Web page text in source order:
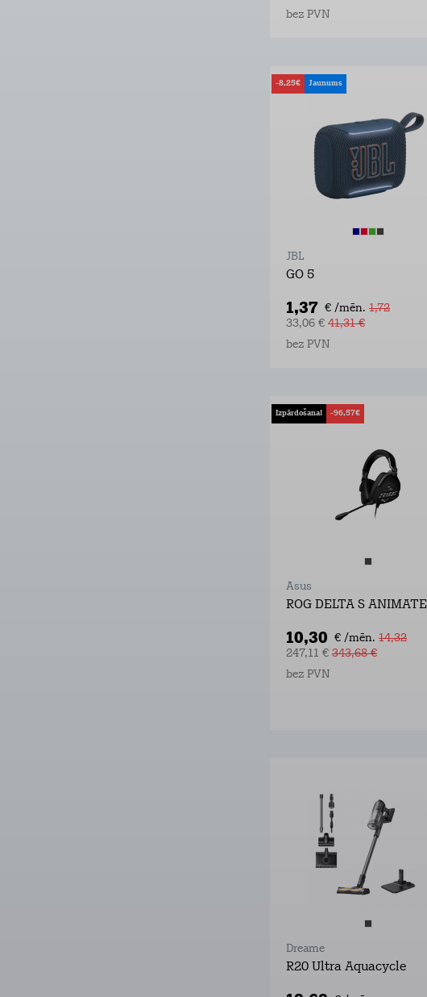
bez PVN
-8,25€ Jaunums
JBL
GO 5
1,37 € /mēn. 1,72
33,06 € 41,31 €
bez PVN
Izpārdošana! -96,57€
Asus
ROG DELTA S ANIMATE
10,30 € /mēn. 14,32
247,11 € 343,68 €
bez PVN
Dreame
R20 Ultra Aquacycle